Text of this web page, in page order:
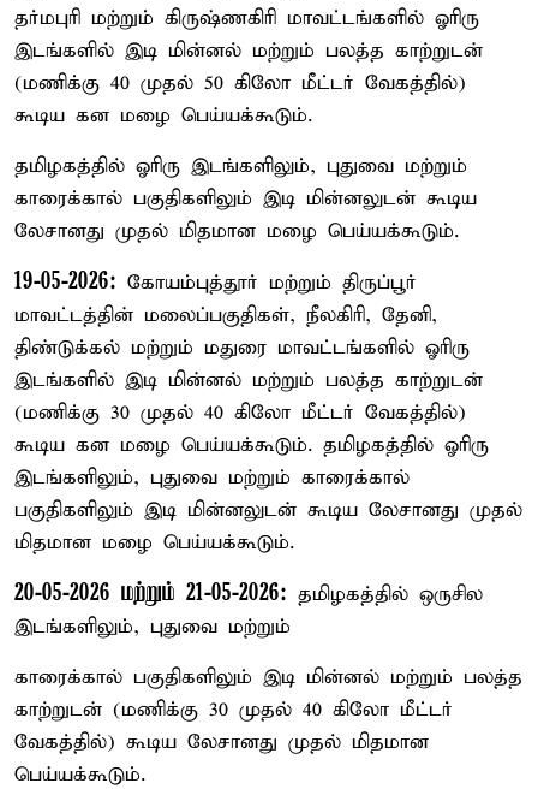
தர்மபுரி மற்றும் கிருஷ்ணகிரி மாவட்டங்களில் ஓரிரு
இடங்களில் இடி மின்னல் மற்றும் பலத்த காற்றுடன்
(மணிக்கு 40 முதல் 50 கிலோ மீட்டர் வேகத்தில்)
கூடிய கன மழை பெய்யக்கூடும்.
தமிழகத்தில் ஓரிரு இடங்களிலும், புதுவை மற்றும்
காரைக்கால் பகுதிகளிலும் இடி மின்னலுடன் கூடிய
லேசானது முதல் மிதமான மழை பெய்யக்கூடும்.
19-05-2026: கோயம்புத்தூர் மற்றும் திருப்பூர்
மாவட்டத்தின் மலைப்பகுதிகள், நீலகிரி, தேனி,
திண்டுக்கல் மற்றும் மதுரை மாவட்டங்களில் ஓரிரு
இடங்களில் இடி மின்னல் மற்றும் பலத்த காற்றுடன்
(மணிக்கு 30 முதல் 40 கிலோ மீட்டர் வேகத்தில்)
கூடிய கன மழை பெய்யக்கூடும். தமிழகத்தில் ஓரிரு
இடங்களிலும், புதுவை மற்றும் காரைக்கால்
பகுதிகளிலும் இடி மின்னலுடன் கூடிய லேசானது முதல்
மிதமான மழை பெய்யக்கூடும்.
20-05-2026 மற்றும் 21-05-2026: தமிழகத்தில் ஒருசில
இடங்களிலும், புதுவை மற்றும்
காரைக்கால் பகுதிகளிலும் இடி மின்னல் மற்றும் பலத்த
காற்றுடன் (மணிக்கு 30 முதல் 40 கிலோ மீட்டர்
வேகத்தில்) கூடிய லேசானது முதல் மிதமான
பெய்யக்கூடும்.